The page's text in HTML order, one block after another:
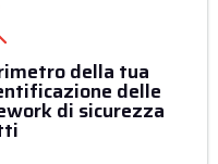
della tua
delle
di sicurezza